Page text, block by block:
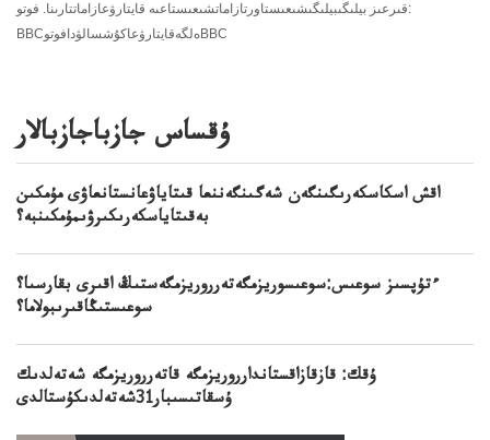
قىرعىز بيلىگىبيلىگىشىعىستاورتازاماتشىعىستاعىە قايتارۋعازاماتتارىنا. فوتو:
BBCەلگەقايتارۋعاكۇشسالۋدافوتوBBC
ۇقساس جازباجازبالار
اقش اسكاسكەرىگىنگەن شەگىنگەننعا قىتاياۋعانستانعاۋى مۇمكىن
بەقىتاياسكەرىكىرۋىمۇمكىنبە؟
ءتۇپسىز سوعىس:سوعىسوريزمگەتەرروريزمگەستىڭ اقىرى بقارسىا؟
سوعىستىڭاقىرىبولاما؟
ۇقك: قازقازاقستاندارروريزمگە قاتەرروريزمگە شەتەلدىك
ۇسقاتىسىبار31شەتەلدىكۇستالدى